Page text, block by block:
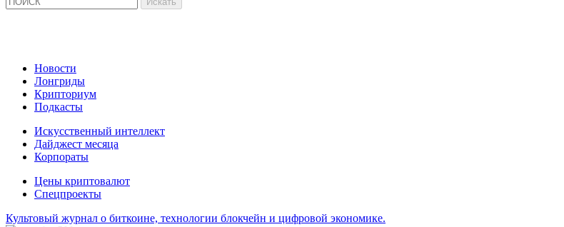
Новости
Лонгриды
Крипториум
Подкасты
Искусственный интеллект
Дайджест месяца
Корпораты
Цены криптовалют
Спецпроекты
Культовый журнал о биткоине, технологии блокчейн и цифровой экономике.